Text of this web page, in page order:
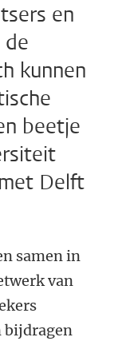
en
kunnen
beetje
Delft
samen in
van
bijdragen